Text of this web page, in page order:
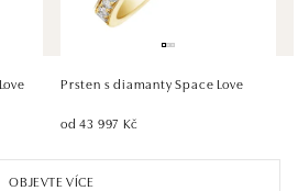
Bratislava
OBJEVTE VÍCE
Prsten s diamanty Space Love
od 43 997 Kč